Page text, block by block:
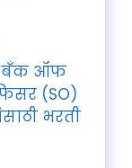
| बँक ऑफ
(SO)
भरती